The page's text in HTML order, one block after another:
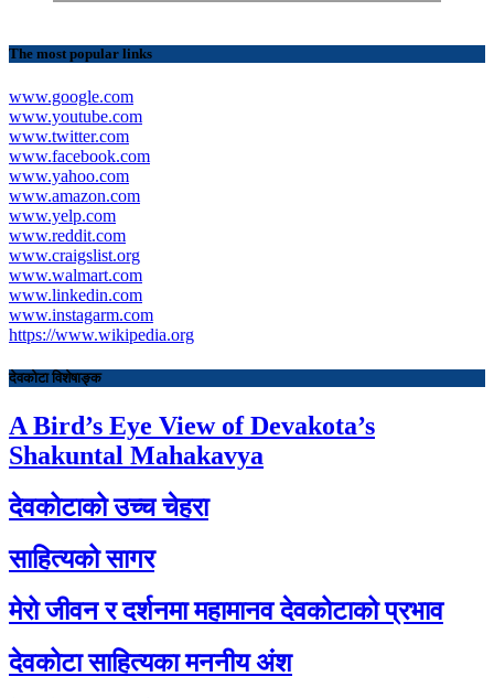
The most popular links
www.google.com
www.youtube.com
www.twitter.com
www.facebook.com
www.yahoo.com
www.amazon.com
www.yelp.com
www.reddit.com
www.craigslist.org
www.walmart.com
www.linkedin.com
www.instagarm.com
https://www.wikipedia.org
देवकोटा विशेषाङ्क
A Bird’s Eye View of Devakota’s
Shakuntal Mahakavya
देवकोटाको उच्च चेहरा
साहित्यको सागर
मेरो जीवन र दर्शनमा महामानव देवकोटाको प्रभाव
देवकोटा साहित्यका मननीय अंश